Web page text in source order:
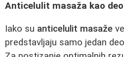
Anticelulit masaža kao
Iako su anticelulit masaže
predstavljaju samo jedan